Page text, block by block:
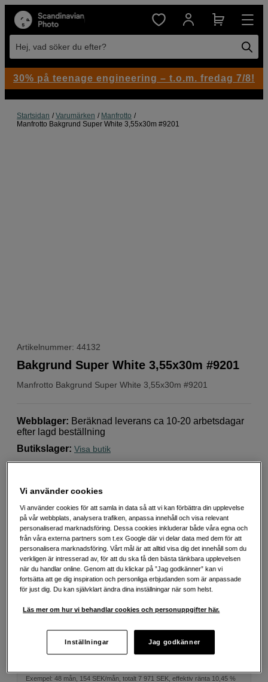
Hej, vad söker du efter?
Startsidan Varumärken
Manfrotto
Manfrotto Bakgrund Super White 3,55x30m #9201
Artikelnummer: 44132
Manfrotto Bakgrund Super White 3,55x30m #9201
Bakgrund Super White 3,55x30m #9201
Webblager: Beräknad leverans ca 10-20 arbetsdagar
efter lagd beställning
Butikslager: Visa butik
produkter i ny förpackning! Skiftet sker successivt,
produkter kan levereras med Lastolite- eller
Manfrotto-förpackning
Mer information
4 290 SEK
Antal
Lägg i kundvagn
Exempel: 48 mån, 154 SEK/mån, totalt 7 971 SEK, effektiv ränta 10,45 %
30% på teenage engineering – t.o.m. fredag 7/8!
Vi använder cookies
Vi använder cookies för att samla in data så att vi kan förbättra din upplevelse
på vår webbplats, analysera trafiken, anpassa innehåll och visa relevant
personaliserad marknadsföring. Dessa cookies inkluderar både våra egna och
från våra externa partners som t.ex Google där vi delar data med dem för att
personalisera marknadsföring. Vårt mål är att alltid visa dig det innehåll som du
verkligen är intresserad av, för att du ska få den bästa tänkbara upplevelsen
när du handlar online. Genom att du klickar på ”Jag godkänner” kan vi
fortsätta att ge dig inspiration och personliga erbjudanden som är anpassade
för just dig. Du kan självklart ändra dina inställningar när som helst.
Läs mer om hur vi behandlar cookies och personuppgifter här.
Inställningar Jag godkänner